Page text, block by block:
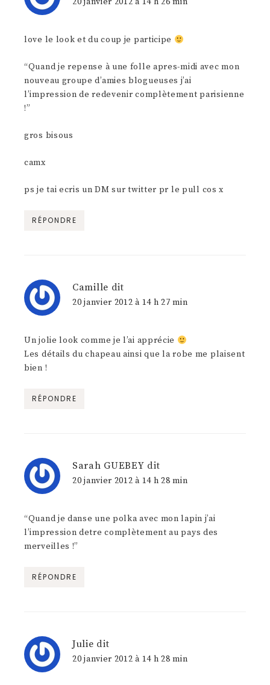
love le look et du coup je participe
“Quand je repense à une folle apres-midi avec mon
nouveau groupe d’amies blogueuses j’ai
l’impression de redevenir complètement parisienne
!”
gros bisous
camx
ps je tai ecris un DM sur twitter pr le pull cos x
RÉPONDRE
Camille dit
20 janvier 2012 à 14 h 27 min
Un jolie look comme je l’ai apprécie
Les détails du chapeau ainsi que la robe me plaisent
bien !
RÉPONDRE
Sarah GUEBEY dit
20 janvier 2012 à 14 h 28 min
“Quand je danse une polka avec mon lapin j’ai
l’impression detre complètement au pays des
merveilles !”
RÉPONDRE
Julie dit
20 janvier 2012 à 14 h 28 min